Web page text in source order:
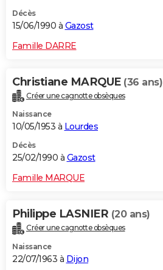
Décès
15/06/1990 à Gazost
Famille DARRE
Christiane MARQUE (36 ans)
Créer une cagnotte obsèques
Naissance
10/05/1953 à Lourdes
Décès
25/02/1990 à Gazost
Famille MARQUE
Philippe LASNIER (20 ans)
Créer une cagnotte obsèques
Naissance
22/07/1963 à Dijon